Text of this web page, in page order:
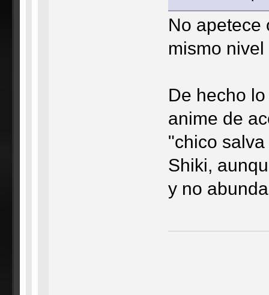
No apetece
mismo
De hecho
anime de
"chico
Shiki,
y no